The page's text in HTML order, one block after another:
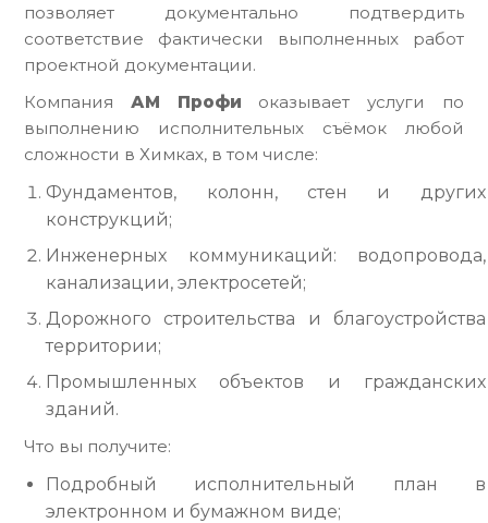
позволяет документально подтвердить
соответствие фактически выполненных работ
проектной документации.
КомпанияАМ Профи оказывает услуги по
выполнению исполнительных съёмок любой
сложности в Химках, в том числе:
Фундаментов, колонн, стен и других
конструкций;
Инженерных коммуникаций: водопровода,
канализации, электросетей;
Дорожного строительства и благоустройства
территории;
Промышленных объектов и гражданских
зданий.
Что вы получите:
Подробный исполнительный план в
электронном и бумажном виде;